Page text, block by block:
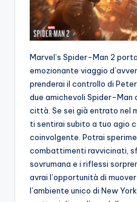
Marvel’s Spider-Man 2
emozionante viaggio
prenderai il controllo di
due amichevoli Spider-Man
città. Se sei già entrato nel
ti sentirai subito a tuo agio
coinvolgente. Potrai
combattimenti ravvicinati,
sovrumana e i riflessi
avrai l’opportunità di
l’ambiente unico di New